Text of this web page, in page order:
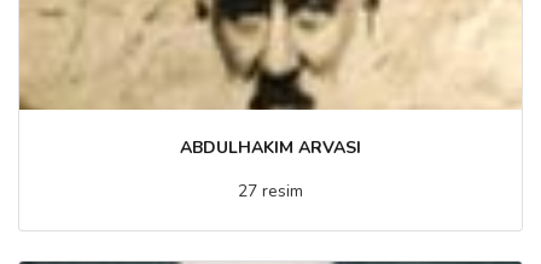
ABDULHAKIM ARVASI
27 resim